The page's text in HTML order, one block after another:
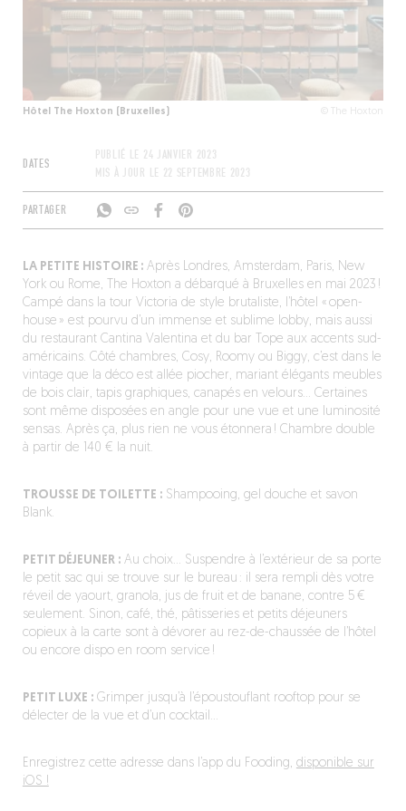
Hôtel The Hoxton (Bruxelles) © The Hoxton
DATES
PUBLIÉ LE 24 JANVIER 2023
MIS À JOUR LE 22 SEPTEMBRE 2023
PARTAGER
LA PETITE HISTOIRE :Après Londres, Amsterdam, Paris, New
York ou Rome, The Hoxton a débarqué à Bruxelles en mai 2023 !
Campé dans la tour Victoria de style brutaliste, l’hôtel « open-
house » est pourvu d’un immense et sublime lobby, mais aussi
du restaurant Cantina Valentina et du bar Tope aux accents sud-
américains. Côté chambres, Cosy, Roomy ou Biggy, c’est dans le
vintage que la déco est allée piocher, mariant élégants meubles
de bois clair, tapis graphiques, canapés en velours… Certaines
sont même disposées en angle pour une vue et une luminosité
sensas. Après ça, plus rien ne vous étonnera ! Chambre double
à partir de 140 € la nuit.
TROUSSE DE TOILETTE :Shampooing, gel douche et savon
Blank.
PETIT DÉJEUNER :Au choix… Suspendre à l’extérieur de sa porte
le petit sac qui se trouve sur le bureau : il sera rempli dès votre
réveil de yaourt, granola, jus de fruit et de banane, contre 5 €
seulement. Sinon, café, thé, pâtisseries et petits déjeuners
copieux à la carte sont à dévorer au rez-de-chaussée de l’hôtel
ou encore dispo en room service !
PETIT LUXE :Grimper jusqu’à l’époustouflant rooftop pour se
délecter de la vue et d’un cocktail…
Enregistrez cette adresse dans l’app du Fooding, disponible sur
iOS !